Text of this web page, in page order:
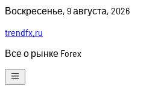
Skip
content
Воскресенье, 9 августа, 2026
trendfx.ru
Все о рынке Forex